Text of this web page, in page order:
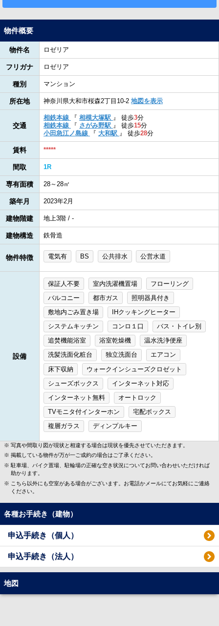
物件概要
物件名 ロゼリア
フリガナ ロゼリア
種別 マンション
所在地 神奈川県大和市桜森2丁目10-2 地図を表示
交通
相鉄本線 『 相模大塚駅 』 徒歩3分
相鉄本線
『 さがみ野駅 』 徒歩15分
小田急江ノ島線
『 大和駅 』 徒歩28分
賃料 *****
間取 1R
専有面積 28～28㎡
築年月 2023年2月
建物階建 地上3階 / -
建物構造 鉄骨造
物件特徴 電気有 BS 公共排水 公営水道
設備
保証人不要 室内洗濯機置場
フローリング
バルコニー
都市ガス
照明器具付き
敷地内ごみ置き場
IHクッキングヒーター
システムキッチン
コンロ１口
バス・トイレ別
追焚機能浴室
浴室乾燥機
温水洗浄便座
洗髪洗面化粧台
独立洗面台
エアコン
床下収納
ウォークインシューズクロゼット
シューズボックス
インターネット対応
インターネット無料
オートロック
TVモニタ付インターホン
宅配ボックス
複層ガラス
ディンプルキー
写真や間取り図が現状と相違する場合は現状を優先させていただきます。
掲載している物件が万が一ご成約の場合はご了承ください。
駐車場、バイク置場、駐輪場の正確な空き状況についてお問い合わせいただければ
助かります。
こちら以外にも空室がある場合がございます。お電話かメールにてお気軽にご連絡
ください。
各種お手続き（建物）
申込手続き（個人）
申込手続き（法人）
地図